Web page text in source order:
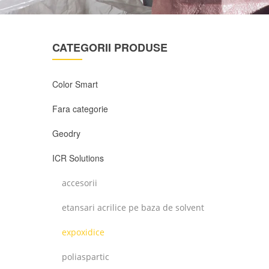
CATEGORII PRODUSE
Color Smart
Fara categorie
Geodry
ICR Solutions
accesorii
etansari acrilice pe baza de solvent
expoxidice
poliaspartic